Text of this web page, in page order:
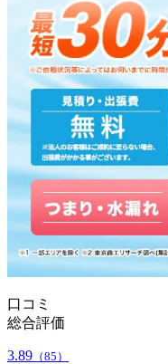
口コミ
総合評価
3.89 （85）